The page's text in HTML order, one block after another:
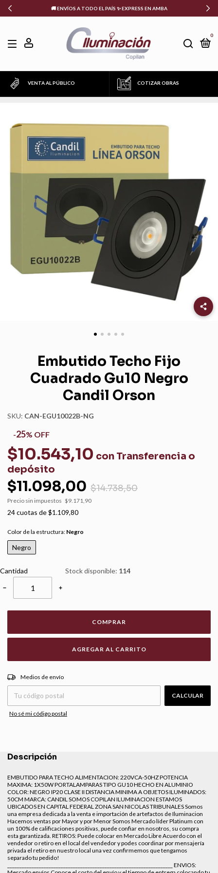
🚚 ENVÍOS A TODO EL PAÍS ✨ EXPRESS EN AMBA
0
VENTA AL PÚBLICO COTIZAR OBRAS
Embutido Techo Fijo
Cuadrado Gu10 Negro
Candil Orson
SKU: CAN-EGU10022B-NG
-25% OFF
$10.543,10 con Transferencia o
depósito
$11.098,00 $14.738,50
Precio sin impuestos $9.171,90
24cuotas de$1.109,80
Color de la estructura: Negro
Negro
Cantidad
− +
Stock disponible: 114
COMPRAR
Entregas para el CP:
Medios de envío
CALCULAR
No sé mi código postal
Descripción
EMBUTIDO PARA TECHO ALIMENTACION: 220VCA-50HZ POTENCIA
MAXIMA: 1X50W PORTALAMPARAS TIPO GU10 HECHO EN ALUMINIO
COLOR: NEGRO IP20 CLASE II DISTANCIA MINIMA A OBJETOS ILUMINADOS:
50CM MARCA: CANDIL SOMOS COPILAN ILUMINACION ESTAMOS
UBICADOS EN CAPITAL FEDERAL ZONA SAN NICOLAS TRIBUNALES Somos
una empresa dedicada a la venta e importación de artefactos de Iluminacion
Hacemos ventas por Mayor y por Menor Somos Mercado líder Platinum con
un 100% de calificaciones positivas, puede confiar en nosotros, su compra
esta garantizada. RETIROS: Puede colocar en Mercado Libre Acuerdo con el
vendedor o retiro en el local del vendedor y podes coordinar por mensajería
privada el retiro en nuestro local una vez confirmemos que tengamos
separado tu pedido!
____________________________________________________________________ ENVIOS: